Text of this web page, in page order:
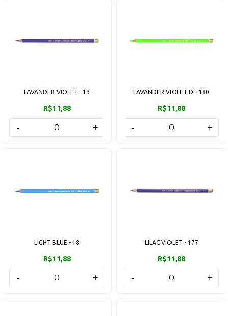
LAVANDER VIOLET - 13
R$11,88
- +
LAVANDER VIOLET D - 180
R$11,88
- +
LIGHT BLUE - 18
R$11,88
- +
LILAC VIOLET - 177
R$11,88
- +